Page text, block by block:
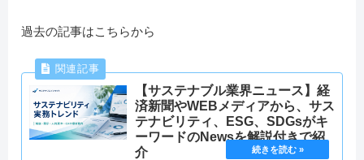
過去の記事はこちらから
【サステナブル業界ニュース】経
済新聞やWEBメディアから、サス
テナビリティ、ESG、SDGsがキ
ーワードのNewsを解説付きで紹
介